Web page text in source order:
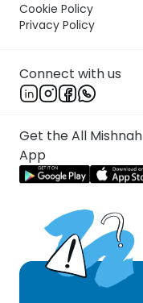
Cookie Policy
Privacy Policy
Connect with us
Get the All Mishnah
App
ליין שניה להן בית רימה
כשרות אלא מכאן היו
השלחין ולא ממה שנזרע
הביא כשר אין מביאין ישן
ולא מעושן ולא מבושל
ומן הכרמים